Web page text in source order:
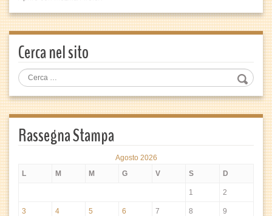
Cerca nel sito
Rassegna Stampa
Agosto 2026
L
M M G V S D
1 2
3 4 5 6 7 8 9